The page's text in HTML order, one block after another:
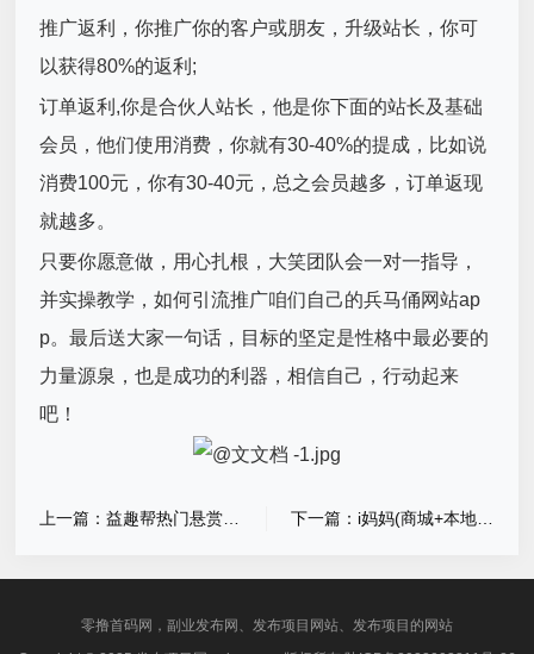
推广返利，你推广你的客户或朋友，升级站长，你可
以获得80%的返利;
订单返利,你是合伙人站长，他是你下面的站长及基础
会员，他们使用消费，你就有30-40%的提成，比如说
消费100元，你有30-40元，总之会员越多，订单返现
就越多。
只要你愿意做，用心扎根，大笑团队会一对一指导，
并实操教学，如何引流推广咱们自己的兵马俑网站ap
p。最后送大家一句话，目标的坚定是性格中最必要的
力量源泉，也是成功的利器，相信自己，行动起来
吧！
下一篇：i妈妈(商城+本地生活+广告)
零撸首码网，副业发布网、发布项目网站、发布项目的网站